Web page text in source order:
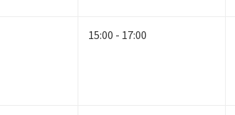
15:00 - 17:00